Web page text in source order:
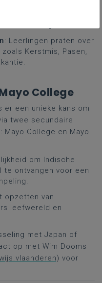
: Leerlingen praten over
Kerstmis, Pasen,
College
een unieke kans om
twee secundaire
Mayo College en Mayo
om Indische
te ontvangen voor een
opzetten van
leefwereld en
met Japan of
op met Wim Dooms
) voor